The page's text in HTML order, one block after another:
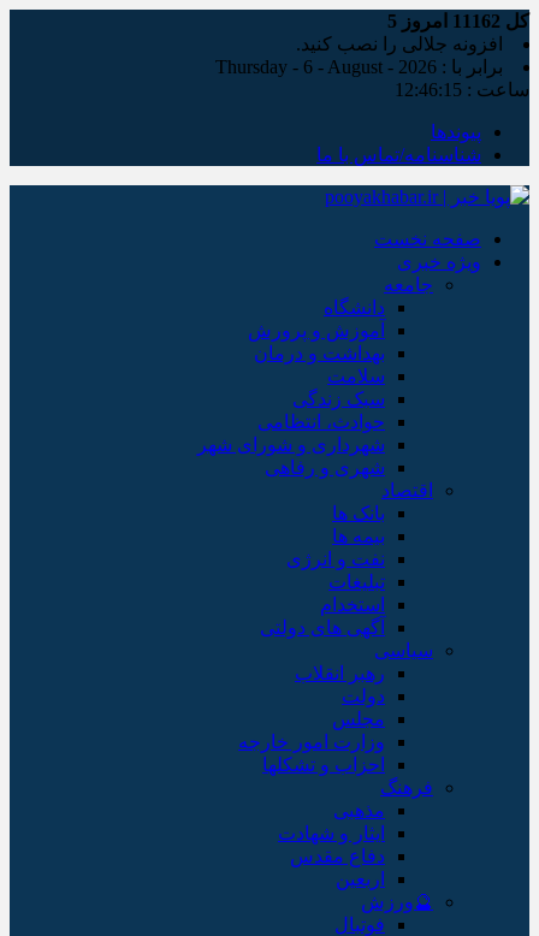
کل امروز 5
افزونه جلالی را نصب کنید.
برابر با : Thursday - 6 - August - 2026
ساعت : 12:46:16
پیوندها
شناسنامه/تماس با ما
صفحه نخست
ویژه خبری
جامعه
دانشگاه
آموزش و پرورش
بهداشت و درمان
سلامت
سبک زندگی
حوادث، انتظامی
شهرداری و شورای شهر
شهری و رفاهی
اقتصاد
بانک ها
بیمه ها
نفت و انرژی
تبلیغات
استخدام
آگهی های دولتی
سیاسی
رهبر انقلاب
دولت
مجلس
وزارت امور خارجه
احزاب و تشکلها
فرهنگ
مذهبی
ایثار و شهادت
دفاع مقدس
اربعین
🔮ورزش
فوتبال